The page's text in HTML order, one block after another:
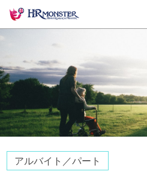
アルバイト／パート